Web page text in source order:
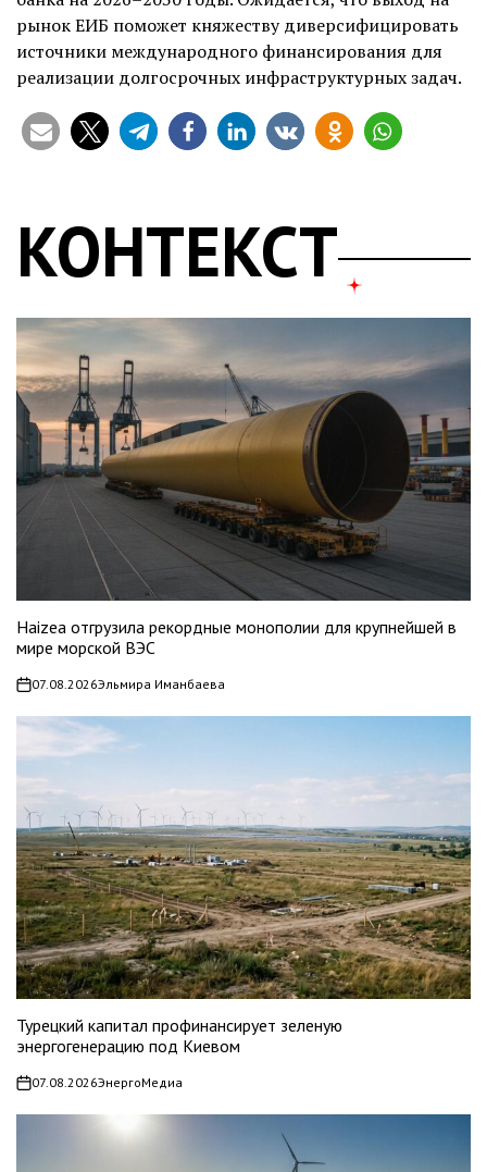
рынок ЕИБ поможет княжеству диверсифицировать
источники международного финансирования для
реализации долгосрочных инфраструктурных задач.
КОНТЕКСТ
Haizea отгрузила рекордные монополии для крупнейшей в
мире морской ВЭС
on07.08.2026Эльмира Иманбаева
Турецкий капитал профинансирует зеленую
энергогенерацию под Киевом
on07.08.2026ЭнергоМедиа